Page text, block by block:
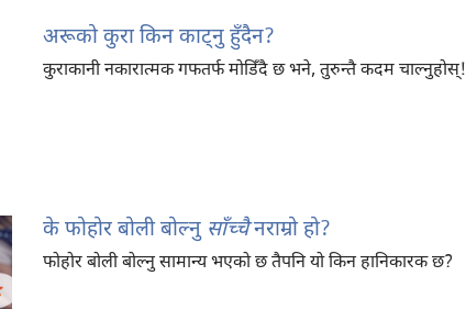
अरूको कुरा किन काट्‌नु हुँदैन?
कुराकानी नकारात्मक गफतर्फ मोडिँदै छ भने, तुरुन्तै कदम चाल्नुहोस्‌!
के फोहोर बोली बोल्नु साँच्चैनराम्रो हो?
फोहोर बोली बोल्नु सामान्य भएको छ तैपनि यो किन हानिकारक छ?